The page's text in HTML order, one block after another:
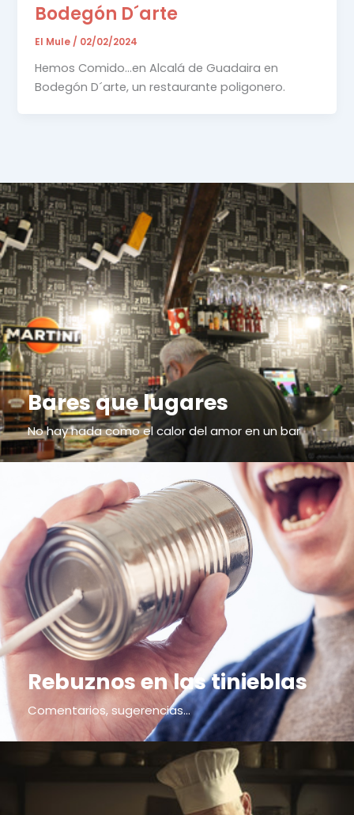
Bodegón D´arte
El Mule / 02/02/2024
Hemos Comido…en Alcalá de Guadaira en
Bodegón D´arte, un restaurante poligonero.
Bares que lugares
No hay nada como el calor del amor en un bar
Rebuznos en las tinieblas
Comentarios, sugerencias...